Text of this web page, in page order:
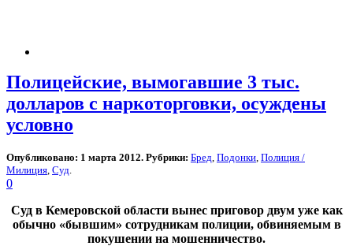
Полицейские, вымогавшие 3 тыс.
долларов с наркоторговки, осуждены
условно
Опубликовано: 1 марта 2012. Рубрики: Бред Подонки Полиция /
Милиция Суд
0
Суд в Кемеровской области вынес приговор двум уже как
обычно «бывшим» сотрудникам полиции, обвиняемым в
покушении на мошенничество.